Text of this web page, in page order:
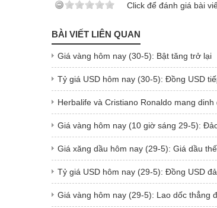
Click để đánh giá bài
BÀI VIẾT LIÊN QUAN
Giá vàng hôm nay (30-5): Bật tăng trở lại
Tỷ giá USD hôm nay (30-5): Đồng USD
Herbalife và Cristiano Ronaldo mang
Giá vàng hôm nay (10 giờ sáng 29-5):
Giá xăng dầu hôm nay (29-5): Giá dầu
Tỷ giá USD hôm nay (29-5): Đồng USD
Giá vàng hôm nay (29-5): Lao dốc thẳng